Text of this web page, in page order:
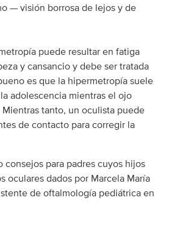
— visión borrosa de lejos y de
puede resultar en fatiga
y cansancio y debe ser tratada
es que la hipermetropía suele
adolescencia mientras el ojo
tanto, un oculista puede
de contacto para corregir la
consejos para padres cuyos hijos
oculares dados por Marcela María
de oftalmología pediátrica en